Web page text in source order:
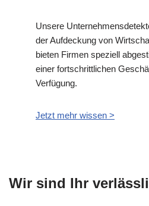
Unsere
der Aufdeckung von
bieten Firmen speziell
einer fortschrittlichen
Verfügung.
Jetzt mehr wissen >
Wir sind Ihr